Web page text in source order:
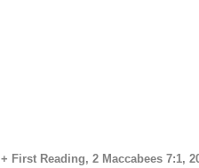
+ First Reading, 2 Maccabees 7:1,